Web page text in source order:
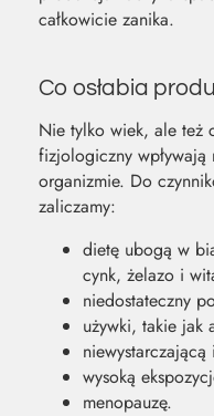
całkowicie zanika.
Co osłabia
Nie tylko wiek, ale też
fizjologiczny
organizmie. Do
zaliczamy:
dietę ubogą w
cynk, żelazo i
niedostateczny
używki, takie jak
wysoką
menopauzę.